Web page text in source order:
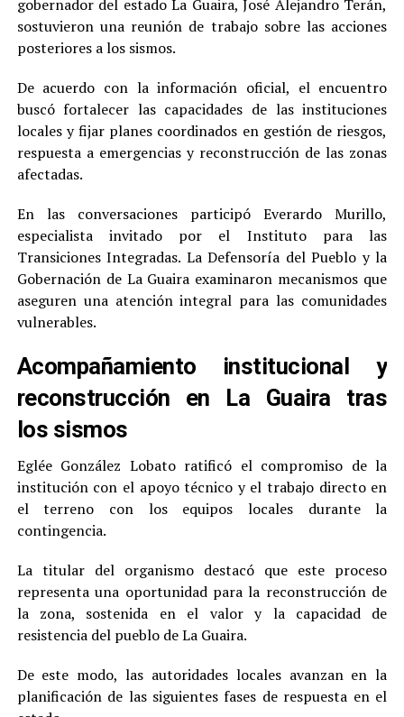
gobernador del estado La Guaira, José Alejandro Terán,
sostuvieron una reunión de trabajo sobre las acciones
posteriores a los sismos.
De acuerdo con la información oficial, el encuentro
buscó fortalecer las capacidades de las instituciones
locales y fijar planes coordinados en gestión de riesgos,
respuesta a emergencias y reconstrucción de las zonas
afectadas.
En las conversaciones participó Everardo Murillo,
especialista invitado por el Instituto para las
Transiciones Integradas. La Defensoría del Pueblo y la
Gobernación de La Guaira examinaron mecanismos que
aseguren una atención integral para las comunidades
vulnerables.
Acompañamiento institucional y
reconstrucción en La Guaira tras
los sismos
Eglée González Lobato ratificó el compromiso de la
institución con el apoyo técnico y el trabajo directo en
el terreno con los equipos locales durante la
contingencia.
La titular del organismo destacó que este proceso
representa una oportunidad para la reconstrucción de
la zona, sostenida en el valor y la capacidad de
resistencia del pueblo de La Guaira.
De este modo, las autoridades locales avanzan en la
planificación de las siguientes fases de respuesta en el